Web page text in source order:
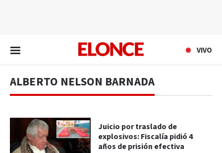
VIVO
ALBERTO NELSON BARNADA
Juicio por traslado de
explosivos: Fiscalía pidió 4
años de prisión efectiva